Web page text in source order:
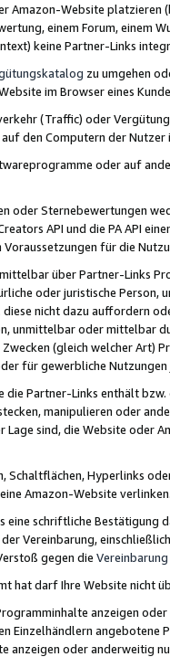
Amazon-Website
einem Forum, einem
keine Partner-Links
zu umgehen
im Browser eines
(Traffic) oder
den Computern der
oder auf
oder Sternebewertungen
API und die PA API
für die
über Partner-Links
oder juristische
nicht dazu auffordern
unmittelbar oder mittelbar
(gleich welcher Art)
für gewerbliche
die Partner-Links enthält
manipulieren oder
sind, die Website oder
Schaltflächen, Hyperlinks
Amazon-Website
eine schriftliche
Vereinbarung,
gegen die Vereinbarung
hat darf Ihre Website nicht
anzeigen
Einzelhändlern
anzeigen oder anderweitig